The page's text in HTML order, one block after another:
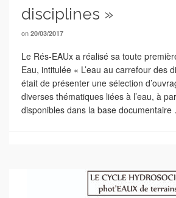
disciplines »
on 20/03/2017
Le Rés-EAUx a réalisé sa toute
Eau, intitulée « L’eau au carrefour des
était de présenter une sélection
diverses thématiques liées à l’eau, à
disponibles dans la base